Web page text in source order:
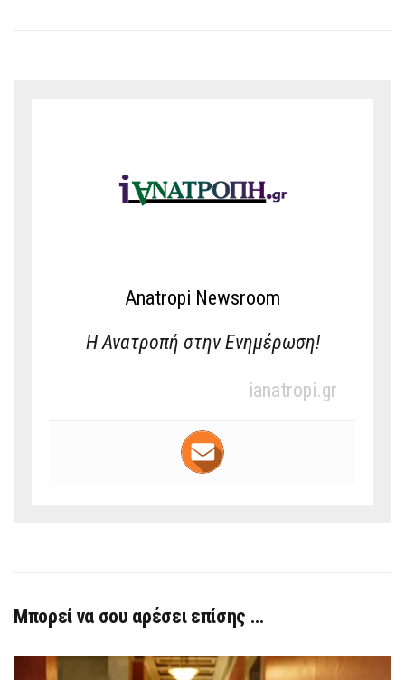
Anatropi Newsroom
Η Ανατροπή στην Ενημέρωση!
ianatropi.gr
Μπορεί να σου αρέσει επίσης …